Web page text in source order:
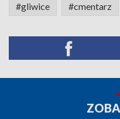
#gliwice #cmentarz